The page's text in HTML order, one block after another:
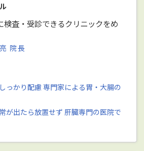
検査・受診できるクリニックをめ
院長
っかり配慮 専門家による胃・大腸の
が出たら放置せず 肝臓専門の医院で